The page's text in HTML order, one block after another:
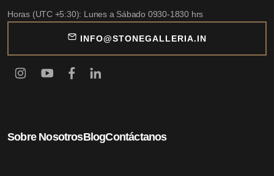
Sobre NosotrosBlogContáctanos
Horas (UTC +5:30): Lunes a Sábado 0930-1830 hrs
INFO@STONEGALLERIA.IN